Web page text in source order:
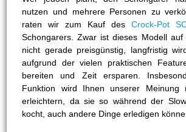
nutzen und mehrere Personen zu
raten wir zum Kauf des Crock-Pot
Schongarers. Zwar ist dieses Modell
nicht gerade preisgünstig, langfristig
aufgrund der vielen praktischen
bereiten und Zeit ersparen.
Funktion wird Ihnen unserer Meinung
erleichtern, da sie so während der
kocht, auch andere Dinge erledigen